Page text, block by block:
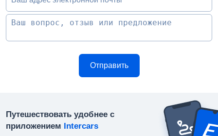
Путешествовать удобнее с
приложением Intercars